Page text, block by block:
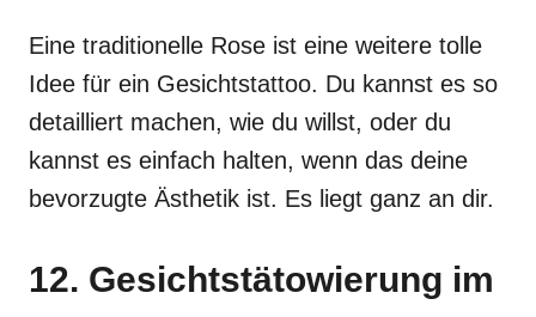
Eine traditionelle Rose ist eine weitere tolle
Idee für ein Gesichtstattoo. Du kannst es so
detailliert machen, wie du willst, oder du
kannst es einfach halten, wenn das deine
bevorzugte Ästhetik ist. Es liegt ganz an dir.
12. Gesichtstätowierung im